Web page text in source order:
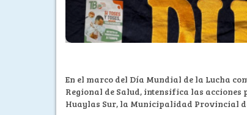
En el marco del Día Mundial de la Lucha
Regional de Salud, intensifica las
Huaylas Sur, la Municipalidad Provincial